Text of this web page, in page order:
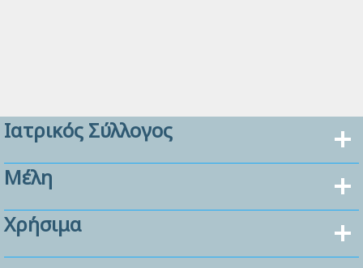
Ιατρικός Σύλλογος
Μέλη
Χρήσιμα